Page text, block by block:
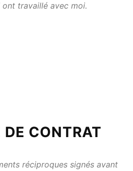
ont travaillé avec moi.
DE CONTRAT
réciproques signés avant